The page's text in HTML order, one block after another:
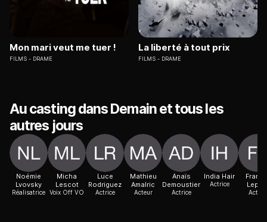
Mon mari veut me tuer !
FILMS DRAME
La liberté à tout prix
FILMS DRAME
Au casting dans Demain et tous les
autres jours
Noémie
Lvovsky
Réalisatrice
Micha
Lescot
Voix Off VO
Luce
Rodriguez
Actrice
Mathieu
Amalric
Acteur
Anaïs
Demoustier
Actrice
India Hair
Actrice
Acteur